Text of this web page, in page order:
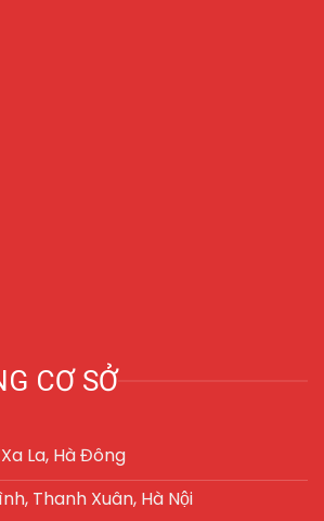
CƠ SỞ
La, Hà Đông
Thanh Xuân, Hà Nội